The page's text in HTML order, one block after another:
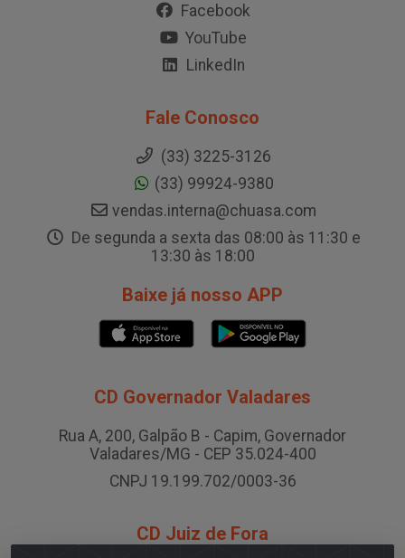
Facebook
YouTube
LinkedIn
Fale Conosco
(33) 3225-3126
(33) 99924-9380
vendas.interna@chuasa.com
De segunda a sexta das 08:00 às 11:30 e
13:30 às 18:00
Baixe já nosso APP
CD Governador Valadares
Rua A, 200, Galpão B - Capim, Governador
Valadares/MG - CEP 35.024-400
CNPJ 19.199.702/0003-36
CD Juiz de Fora